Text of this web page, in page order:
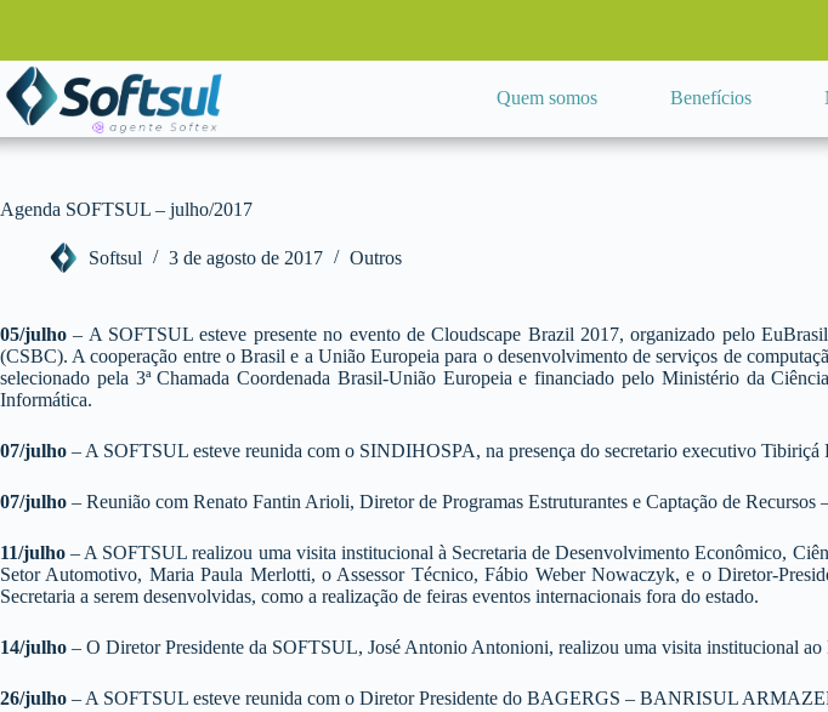
conteúdo
Quem somos
Benefícios
Agenda SOFTSUL – julho/2017
Softsul 3 de agosto de 2017 Outros
05/julho – A SOFTSUL esteve presente no evento de Cloudscape Brazil 2017, organizado pelo
(CSBC). A cooperação entre o Brasil e a União Europeia para o desenvolvimento de serviços de
selecionado pela 3ª Chamada Coordenada Brasil-União Europeia e financiado pelo Ministério da
Informática.
07/julho – A SOFTSUL esteve reunida com o SINDIHOSPA, na presença do secretario executivo Tibiriçá
07/julho – Reunião com Renato Fantin Arioli, Diretor de Programas Estruturantes e Captação de
11/julho – A SOFTSUL realizou uma visita institucional à Secretaria de Desenvolvimento Econômico,
Setor Automotivo, Maria Paula Merlotti, o Assessor Técnico, Fábio Weber Nowaczyk, e o Diretor-
Secretaria a serem desenvolvidas, como a realização de feiras eventos internacionais fora do estado.
14/julho – O Diretor Presidente da SOFTSUL, José Antonio Antonioni, realizou uma visita institucional
26/julho – A SOFTSUL esteve reunida com o Diretor Presidente do BAGERGS – BANRISUL